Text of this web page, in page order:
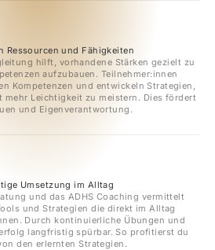
Ressourcen und Fähigkeiten
hilft, vorhandene Stärken gezielt zu
aufzubauen. Teilnehmer:innen
Kompetenzen und entwickeln Strategien,
mehr Leichtigkeit zu meistern. Dies fördert
und Eigenverantwortung.
Umsetzung im Alltag
und das ADHS Coaching vermittelt
und Strategien die direkt im Alltag
Durch kontinuierliche Übungen und
langfristig spürbar. So profitierst du
den erlernten Strategien.